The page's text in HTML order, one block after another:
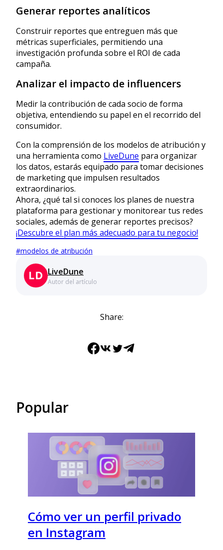
Generar reportes analíticos
Construir reportes que entreguen más que
métricas superficiales, permitiendo una
investigación profunda sobre el ROI de cada
campaña.
Analizar el impacto de influencers
Medir la contribución de cada socio de forma
objetiva, entendiendo su papel en el recorrido del
consumidor.
Con la comprensión de los modelos de atribución y
una herramienta como LiveDune para organizar
los datos, estarás equipado para tomar decisiones
de marketing que impulsen resultados
extraordinarios.
Ahora, ¿qué tal si conoces los planes de nuestra
plataforma para gestionar y monitorear tus redes
sociales, además de generar reportes precisos?
¡Descubre el plan más adecuado para tu negocio!
#modelos de atribución
Autor del artículo
LiveDune
Share:
Facebook
VKTwitter
Telegram
Popular
Cómo ver un perfil privado
en Instagram